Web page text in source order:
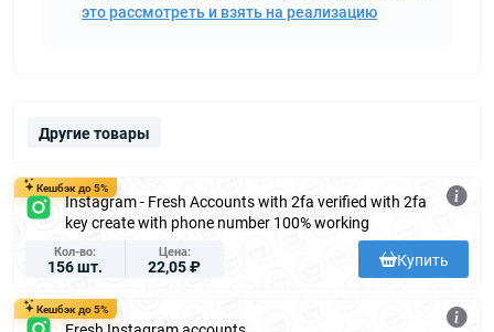
это рассмотреть и взять на реализацию
Другие товары
Кешбэк до 5%
Instagram - Fresh Accounts with 2fa verified with 2fa
key create with phone number 100% working
Кол-во
156 шт.
Цена
22,05 ₽ Купить
Кешбэк до 5%